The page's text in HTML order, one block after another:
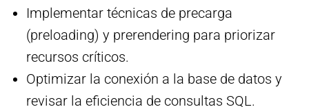
Implementar técnicas de precarga
(preloading) y prerendering para priorizar
recursos críticos.
Optimizar la conexión a la base de datos y
revisar la eficiencia de consultas SQL.